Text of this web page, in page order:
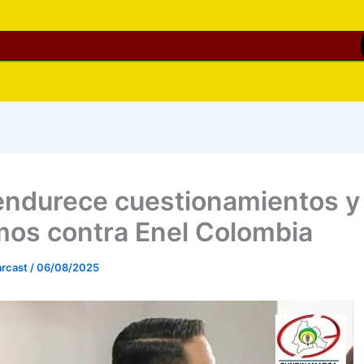
cuestionamientos y
contra Enel Colombia
/06/08/2025